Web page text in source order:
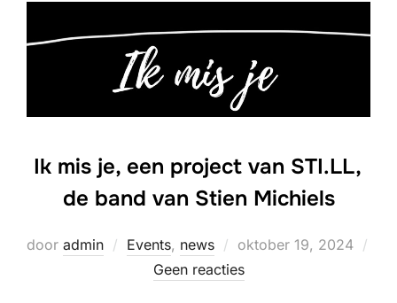
Ik mis je, een project van STI.LL,
de band van Stien Michiels
door admin Events, news
Geplaatst
op
oktober 19, 2024
Geen reacties